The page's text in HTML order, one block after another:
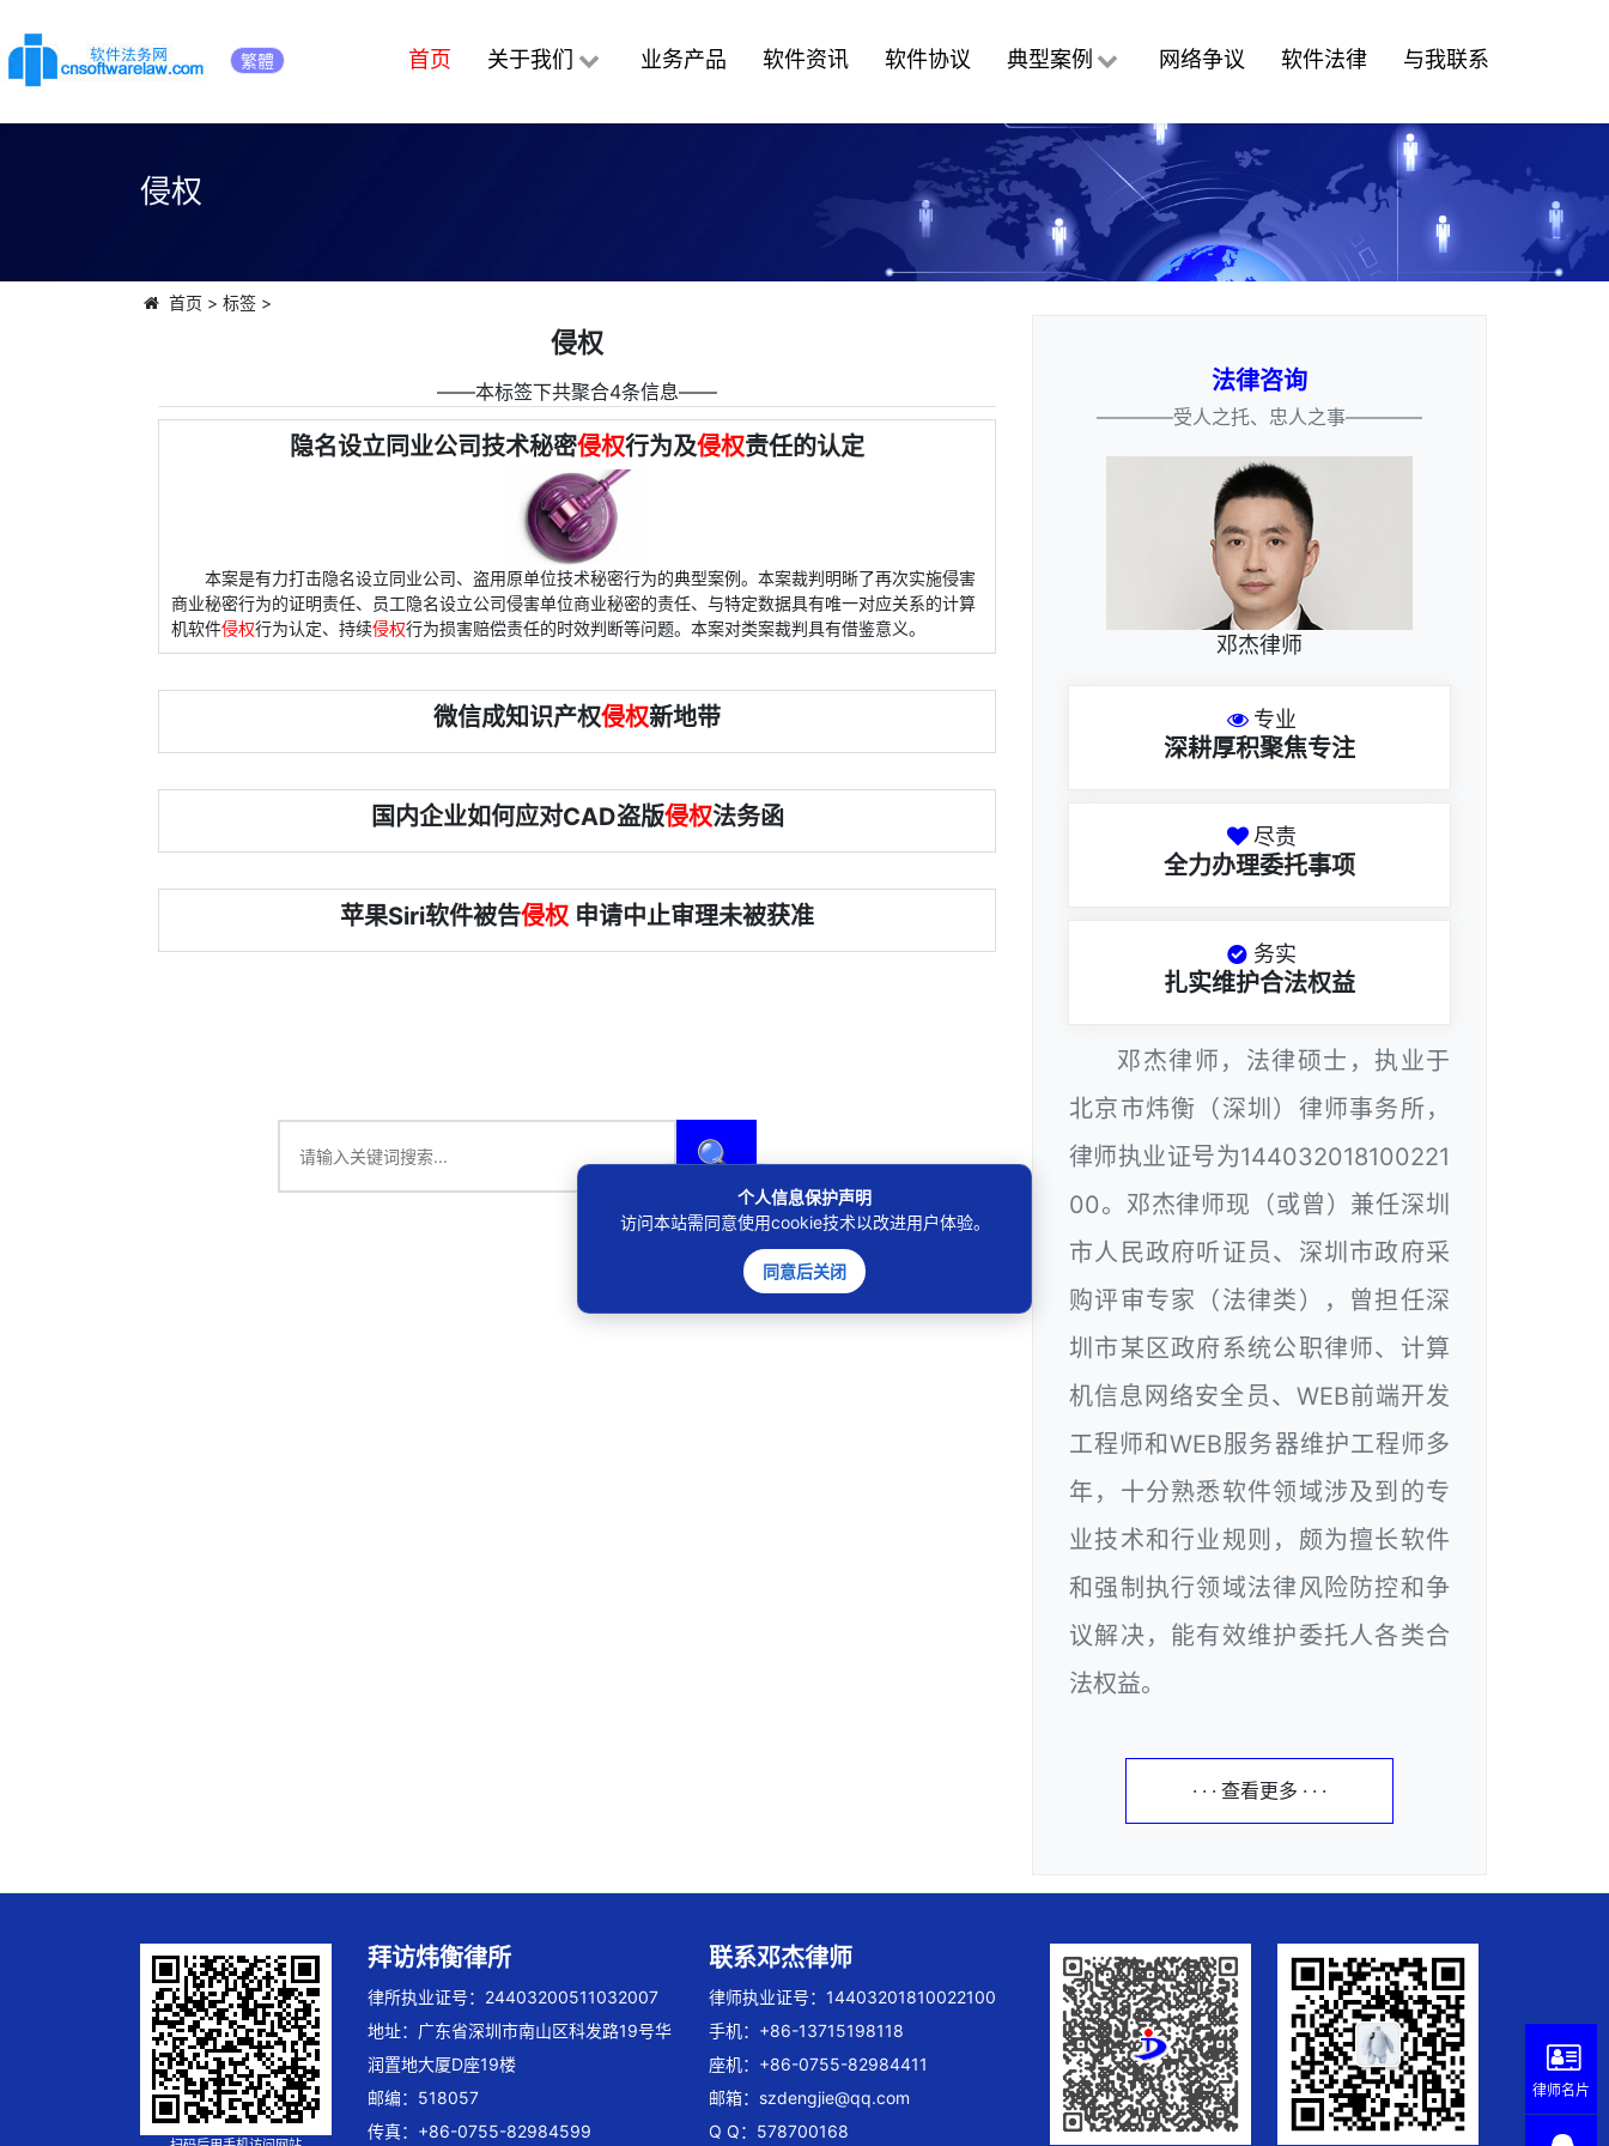
繁體 首页 关于我们 业务产品 软件资讯 软件协议 典型案例 网络争议 软件法律 与我联系
侵权
首页 > 标签>
侵权
――本标签下共聚合4条信息――
隐名设立同业公司技术秘密侵权行为及侵权责任的认定
本案是有力打击隐名设立同业公司、盗用原单位技术秘密行为的典型案例。本案裁判明晰了再次实施侵害
商业秘密行为的证明责任、员工隐名设立公司侵害单位商业秘密的责任、与特定数据具有唯一对应关系的计算
机软件侵权行为认定、持续侵权行为损害赔偿责任的时效判断等问题。本案对类案裁判具有借鉴意义。
微信成知识产权侵权新地带
国内企业如何应对CAD盗版侵权法务函
苹果Siri软件被告侵权 申请中止审理未被获准
🔍
法律咨询
————受人之托、忠人之事————
邓杰律师
专业
深耕厚积聚焦专注
尽责
全力办理委托事项
务实
扎实维护合法权益
邓杰律师，法律硕士，执业于
北京市炜衡（深圳）律师事务所，
律师执业证号为144032018100221
00。邓杰律师现（或曾）兼任深圳
市人民政府听证员、深圳市政府采
购评审专家（法律类），曾担任深
圳市某区政府系统公职律师、计算
机信息网络安全员、WEB前端开发
工程师和WEB服务器维护工程师多
年，十分熟悉软件领域涉及到的专
业技术和行业规则，颇为擅长软件
和强制执行领域法律风险防控和争
议解决，能有效维护委托人各类合
法权益。
· · · 查看更多 · · ·
拜访炜衡律所
律所执业证号：24403200511032007
地址：广东省深圳市南山区科发路19号华
润置地大厦D座19楼
邮编：518057
传真：+86-0755-82984599
联系邓杰律师
律师执业证号：14403201810022100
手机：+86-13715198118
座机：+86-0755-82984411
邮箱： szdengjie@qq.com
Q Q：578700168
个人信息保护声明
访问本站需同意使用cookie技术以改进用户体验。
同意后关闭
律师名片